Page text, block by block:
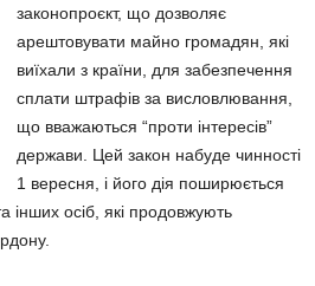
законопроєкт, що дозволяє
арештовувати майно громадян, які
виїхали з країни, для забезпечення
сплати штрафів за висловлювання,
що вважаються “проти інтересів”
держави. Цей закон набуде чинності
1 вересня, і його дія поширюється
інших осіб, які продовжують